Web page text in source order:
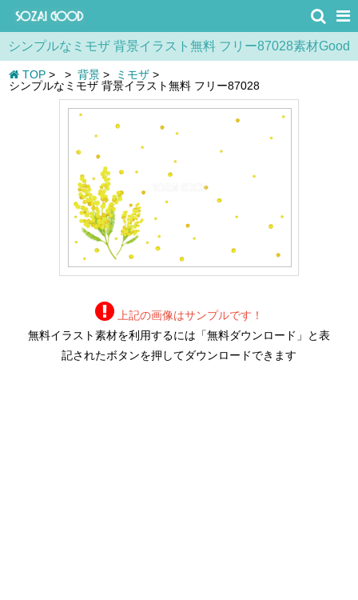
シンプルなミモザ 背景イラスト無料 フリー87028素材Good
TOP > > 背景 > ミモザ >
シンプルなミモザ 背景イラスト無料 フリー87028
上記の画像はサンプルです！
無料イラスト素材を利用するには「無料ダウンロード」と表
記されたボタンを押してダウンロードできます